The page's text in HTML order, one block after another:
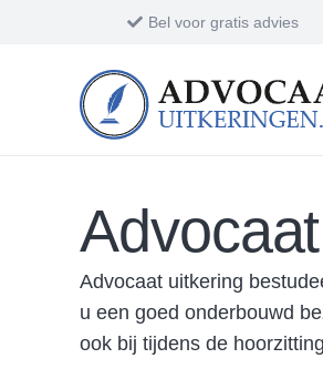
Bel voor gratis advies
Advocaat uitkering
u een goed onderbouwd
ook bij tijdens de